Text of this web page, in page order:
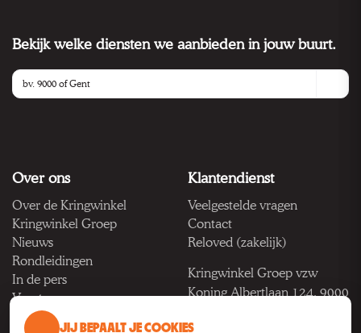
Bekijk welke diensten we aanbieden in jouw buurt.
Over ons
Over de Kringwinkel
Kringwinkel Groep
Nieuws
Rondleidingen
In de pers
Vacatures
Klantendienst
Veelgestelde vragen
Contact
Reloved (zakelijk)
Kringwinkel Groep vzw
Koning Albertlaan 124, 9000
JIJ BEPAALT JE COOKIES